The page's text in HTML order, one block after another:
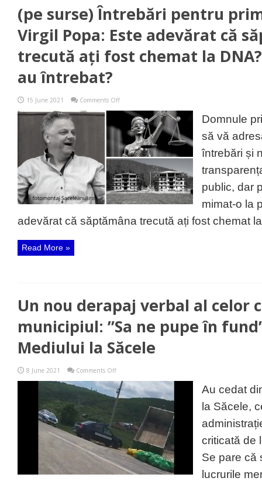
(pe surse) Întrebări pentru
Virgil Popa: Este adevărat că
trecută ați fost chemat la
au întrebat?
15 June 2021 Comments Offon
surse)
Întrebări
pentru
primarul
pesedist
Virgil
Popa:
Este
adevărat
că
săptămâna
trecută
fost
Domnule
să vă
întrebări și
public, dar
mimat-o la
adevărat că săptămâna trecută ați fost chemat
Read More »
Un nou derapaj verbal al celor
municipiul: ”Sa ne pupe în
Mediului la Săcele
8 June 2021 Comments Offon
nou
derapaj
ce
conduc
municipiul:
”Sa
pupe
în
Au cedat
la Săcele,
criticată de
Se pare că
lucrurile